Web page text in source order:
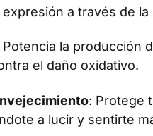
a través de
Potencia la producción
el daño oxidativo.
: Protege
a lucir y sentirte